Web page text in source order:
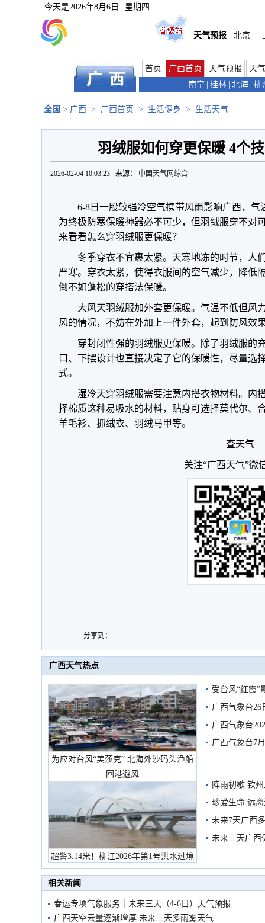
今天是2026年8月6日 星期四
天气预报 北京
首页 广西首页 天气预报
天
南宁
桂林 北海 柳
全国 > 广西 > 广西首页 > 生活健身 > 生活天气
羽绒服如何穿更保暖 4个
2026-02-04 10:03:23 来源： 中国天气网综合
6-8日一股较强冷空气携带风雨影响广西，
为终极防寒保暖神器必不可少，但羽绒服穿不对
来看看怎么穿羽绒服更保暖？
冬季穿衣不宜裹太紧。天寒地冻的时节，人
严寒。穿衣太紧，使得衣服间的空气减少，降低
倒不如蓬松的穿搭法保暖。
大风天羽绒服加外套更保暖。气温不低但风
风的情况，不妨在外加上一件外套，起到防风效
穿封闭性强的羽绒服更保暖。除了羽绒服的
口、下摆设计也直接决定了它的保暖性，尽量选
式。
湿冷天穿羽绒服需要注意内搭衣物材料。内
择棉质这种易吸水的材料，贴身可选择莫代尔、
羊毛衫、抓绒衣、羽绒马甲等。
查天气
关注“广西天气”微
分享到：
广西天气热点
为应对台风“美莎克” 北海外沙码头渔船
回港避风
超警3.14米！柳江2026年第1号洪水过境
市民在堤岸见证汛况
受台风“红霞”
有较强降雨
广西气象台26
广西气象台
预警
广西气象台7
阵雨初歇 钦
珍爱生命 远
未来7天广西
未来三天广西
相关新闻
春运专项气象服务｜未来三天（4-6日）天气预报
广西天空云量逐渐增厚 未来三天多雨雾天气